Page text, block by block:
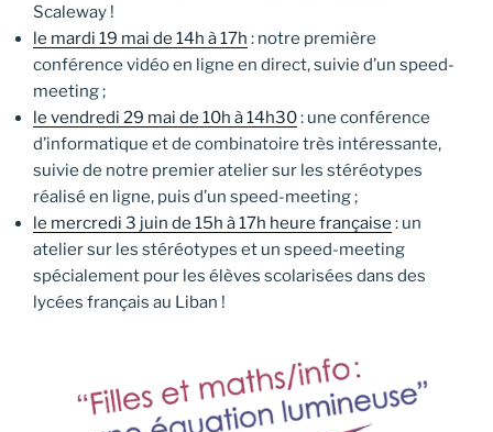
Scaleway !
le mardi 19 mai de 14h à 17h : notre première
conférence vidéo en ligne en direct, suivie d’un speed-
meeting ;
le vendredi 29 mai de 10h à 14h30: une conférence
d’informatique et de combinatoire très intéressante,
suivie de notre premier atelier sur les stéréotypes
réalisé en ligne, puis d’un speed-meeting ;
le mercredi 3 juin de 15h à 17h heure française : un
atelier sur les stéréotypes et un speed-meeting
spécialement pour les élèves scolarisées dans des
lycées français au Liban !